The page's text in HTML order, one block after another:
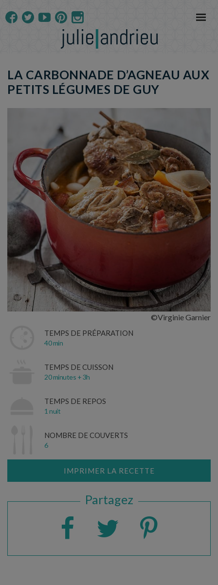
LA CARBONNADE D’AGNEAU AUX
PETITS LÉGUMES DE GUY
©Virginie Garnier
TEMPS DE PRÉPARATION
40 min
TEMPS DE CUISSON
20 minutes + 3h
TEMPS DE REPOS
1 nuit
NOMBRE DE COUVERTS
6
IMPRIMER LA RECETTE
Partagez